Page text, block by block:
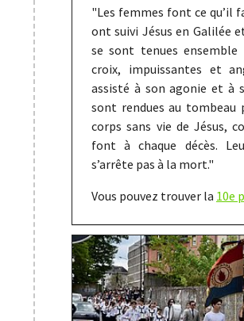
"Les femmes font ce qu’il
ont suivi Jésus en Galilée
se sont tenues ensemble
croix, impuissantes et
assisté à son agonie et à
sont rendues au tombeau
corps sans vie de Jésus,
font à chaque décès.
s’arrête pas à la mort."
Vous pouvez trouver la 10e